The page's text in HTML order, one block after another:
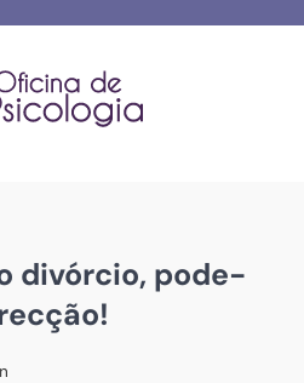
divórcio, pode-